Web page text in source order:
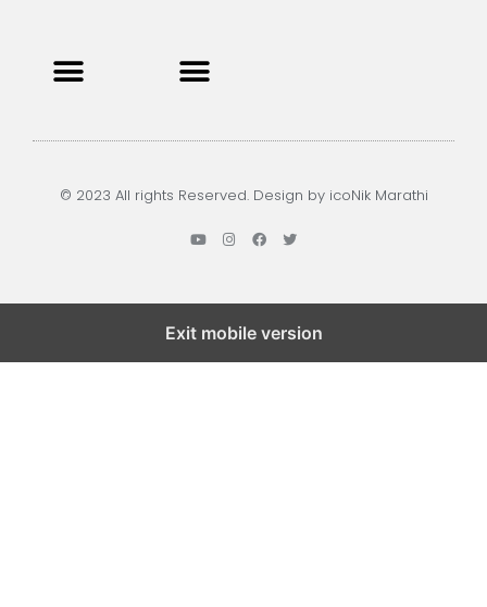
© 2023 All rights Reserved. Design by icoNik Marathi
Exit mobile version